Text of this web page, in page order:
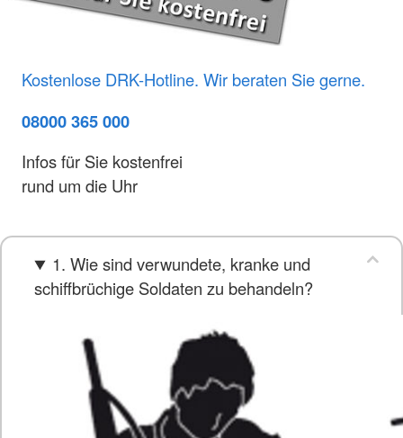
Kostenlose DRK-Hotline. Wir beraten Sie gerne.
08000 365 000
Infos für Sie kostenfrei
rund um die Uhr
1. Wie sind verwundete, kranke und
schiffbrüchige Soldaten zu behandeln?